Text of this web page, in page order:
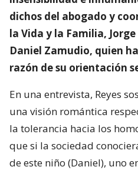
dichos del abogado y
la Vida y la Familia,
Daniel Zamudio, quien
razón de su orientación
En una entrevista, Reyes
una visión romántica
la tolerancia hacia los
que si la sociedad
de este niño (Daniel), uno